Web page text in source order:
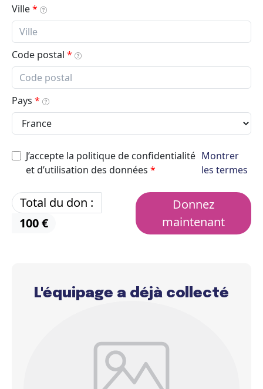
L'équipage a déjà collecté